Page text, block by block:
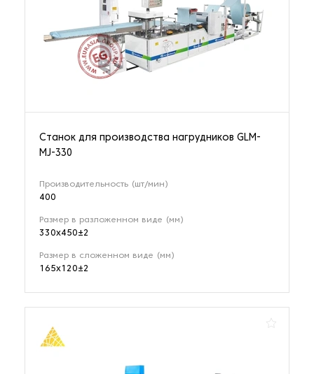
Станок для производства нагрудников GLM-
MJ-330
Производительность (шт/мин)
400
Размер в разложенном виде (мм)
330х450±2
Размер в сложенном виде (мм)
165х120±2